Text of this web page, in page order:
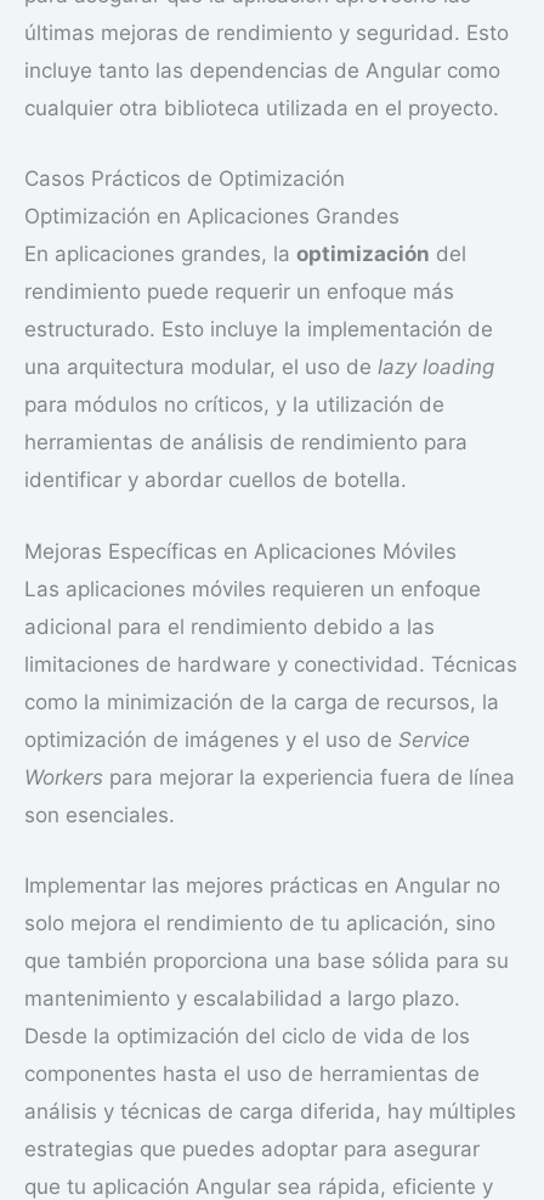
últimas mejoras de rendimiento y seguridad. Esto
incluye tanto las dependencias de Angular como
cualquier otra biblioteca utilizada en el proyecto.
Casos Prácticos de Optimización
Optimización en Aplicaciones Grandes
En aplicaciones grandes, la optimización del
rendimiento puede requerir un enfoque más
estructurado. Esto incluye la implementación de
una arquitectura modular, el uso de lazy loading
para módulos no críticos, y la utilización de
herramientas de análisis de rendimiento para
identificar y abordar cuellos de botella.
Mejoras Específicas en Aplicaciones Móviles
Las aplicaciones móviles requieren un enfoque
adicional para el rendimiento debido a las
limitaciones de hardware y conectividad. Técnicas
como la minimización de la carga de recursos, la
optimización de imágenes y el uso de Service
Workers para mejorar la experiencia fuera de línea
son esenciales.
Implementar las mejores prácticas en Angular no
solo mejora el rendimiento de tu aplicación, sino
que también proporciona una base sólida para su
mantenimiento y escalabilidad a largo plazo.
Desde la optimización del ciclo de vida de los
componentes hasta el uso de herramientas de
análisis y técnicas de carga diferida, hay múltiples
estrategias que puedes adoptar para asegurar
que tu aplicación Angular sea rápida, eficiente y